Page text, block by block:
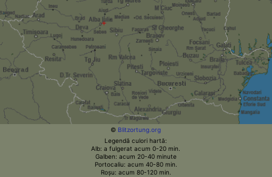
© Blitzortung.org
Legendă culori hartă:
Alb: a fulgerat acum 0-20 min.
Galben: acum 20-40 minute
Portocaliu: acum 40-80 min.
Roșu: acum 80-120 min.